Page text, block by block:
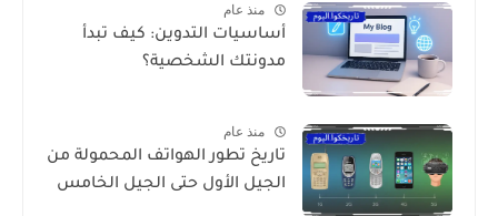
منذ عام
أساسيات التدوين: كيف تبدأ
مدونتك الشخصية؟
منذ عام
تاريخ تطور الهواتف المحمولة من
الجيل الأول حتى الجيل الخامس